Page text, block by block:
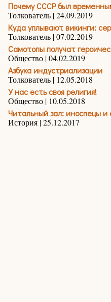
Почему СССР был
Толкователь | 24.09.2019
Куда уплывают викинги:
Толкователь | 07.02.2019
Самотопы получат
Общество | 04.02.2019
Азбука индустриализации
Толкователь | 12.05.2018
У нас есть своя религия!
Общество | 10.05.2018
Читальный зал: иноспецы и
История | 25.12.2017